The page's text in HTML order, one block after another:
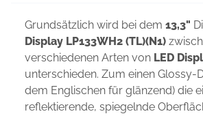
Grundsätzlich wird bei dem 13,3"
Display LP133WH2 (TL)(N1)
verschiedenen Arten von LED
unterschieden. Zum einen Glossy-
dem Englischen für glänzend) die
reflektierende, spiegelnde